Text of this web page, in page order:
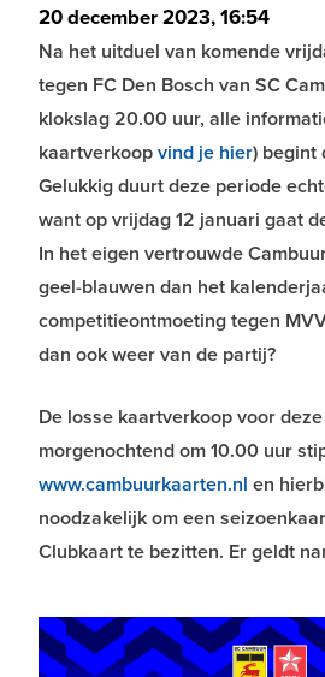
20 december 2023, 16:54
Na het uitduel van komende
tegen FC Den Bosch van SC
klokslag 20.00 uur, alle
kaartverkoopvind je hier) begint
Gelukkig duurt deze periode
want op vrijdag 12 januari gaat
In het eigen vertrouwde
geel-blauwen dan het
competitieontmoeting tegen
dan ook weer van de partij?
De losse kaartverkoop voor
morgenochtend om 10.00 uur
www.cambuurkaarten.nl en
noodzakelijk om een
Clubkaart te bezitten. Er geldt